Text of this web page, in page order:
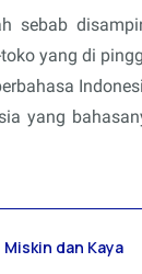
sebab
yang di
yang
Miskin dan Kaya